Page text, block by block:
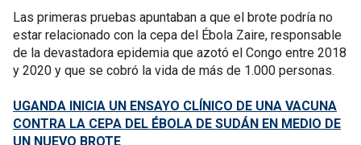
Las primeras pruebas apuntaban a que el brote podría no
estar relacionado con la cepa del Ébola Zaire, responsable
de la devastadora epidemia que azotó el Congo entre 2018
y 2020 y que se cobró la vida de más de 1.000 personas.
UGANDA INICIA UN ENSAYO CLÍNICO DE UNA VACUNA
CONTRA LA CEPA DEL ÉBOLA DE SUDÁN EN MEDIO DE
UN NUEVO BROTE